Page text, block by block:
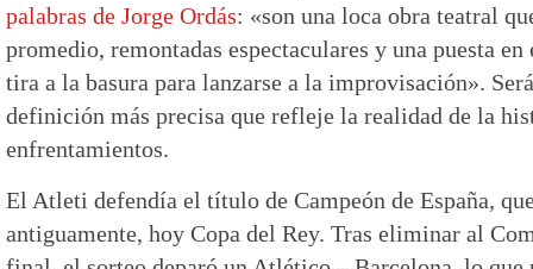
palabras de Jorge Ordás: «son una loca obra teatral
promedio, remontadas espectaculares y una puesta en
tira a la basura para lanzarse a la improvisación».
definición más precisa que refleje la realidad de la
enfrentamientos.
El Atleti defendía el título de Campeón de España,
antiguamente, hoy Copa del Rey. Tras eliminar al